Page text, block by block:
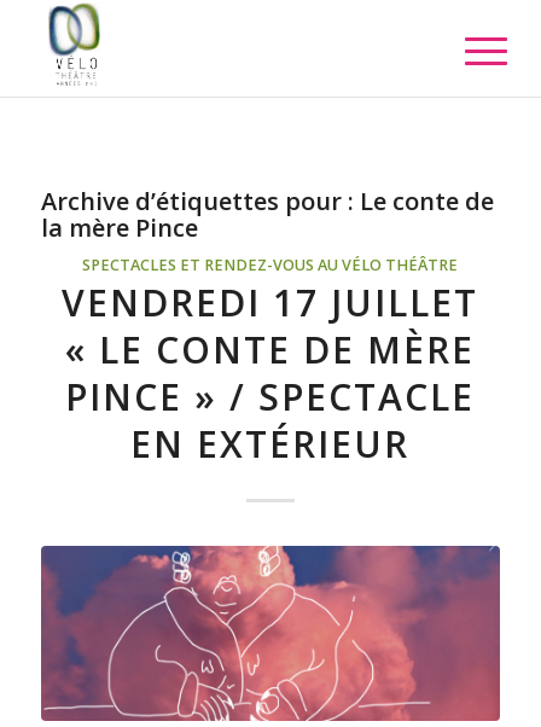
Archive d’étiquettes pour : Le conte de
la mère Pince
SPECTACLES ET RENDEZ-VOUS AU VÉLO THÉÂTRE
VENDREDI 17 JUILLET
« LE CONTE DE MÈRE
PINCE » / SPECTACLE
EN EXTÉRIEUR